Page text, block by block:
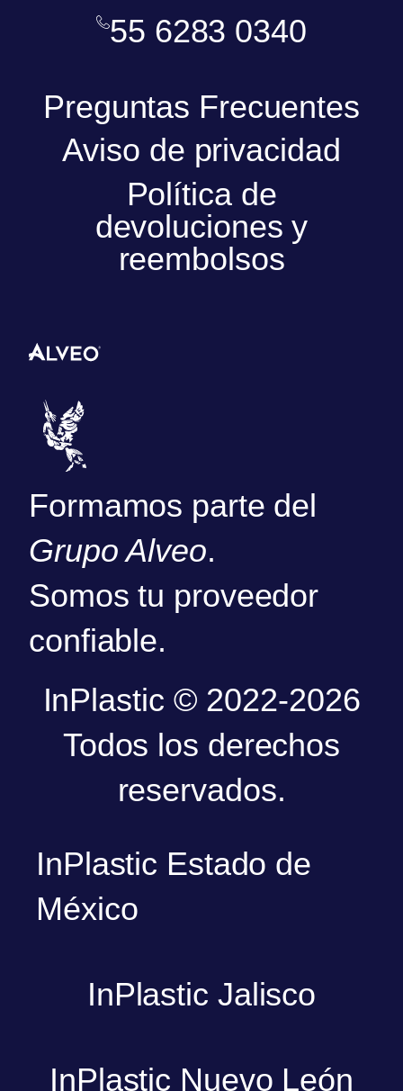
55 6283 0340
Preguntas Frecuentes
Aviso de privacidad
Política de
devoluciones y
reembolsos
Formamos parte del
Grupo Alveo.
Somos tu proveedor
confiable.
InPlastic © 2022-2026
Todos los derechos
reservados.
InPlastic Estado de
México
InPlastic Jalisco
InPlastic Nuevo León